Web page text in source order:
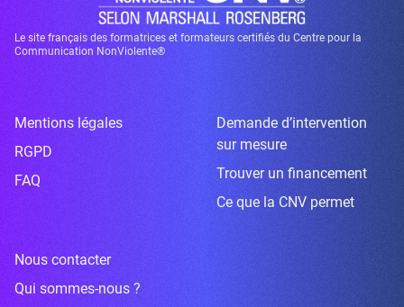
Le site français des formatrices et formateurs certifiés du Centre pour la
Communication NonViolente®
Mentions légales
RGPD
FAQ
Demande d’intervention
sur mesure
Trouver un financement
Ce que la CNV permet
Nous contacter
Qui sommes-nous ?